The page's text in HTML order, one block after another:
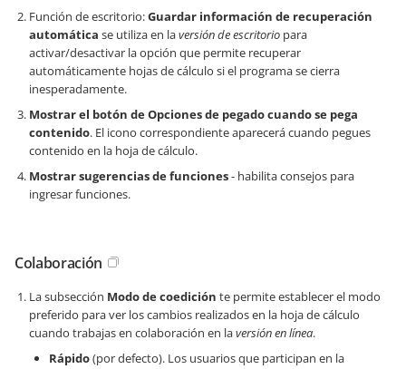
Función de escritorio:Guardar información de recuperación
automática se utiliza en laversión de escritorio para
activar/desactivar la opción que permite recuperar
automáticamente hojas de cálculo si el programa se cierra
inesperadamente.
Mostrar el botón de Opciones de pegado cuando se pega
contenido. El icono correspondiente aparecerá cuando pegues
contenido en la hoja de cálculo.
Mostrar sugerencias de funciones- habilita consejos para
ingresar funciones.
Colaboración
La subsección Modo de coedición te permite establecer el modo
preferido para ver los cambios realizados en la hoja de cálculo
cuando trabajas en colaboración en laversión en línea.
Rápido(por defecto). Los usuarios que participan en la